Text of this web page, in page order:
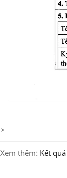
>
Xem thêm: kết